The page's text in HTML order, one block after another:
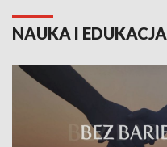
NAUKA I EDUKACJA